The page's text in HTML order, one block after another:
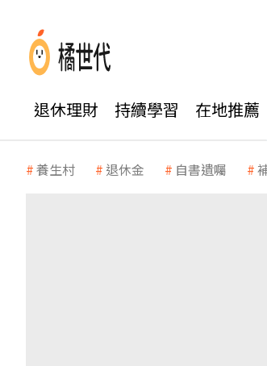
退休理財 持續學習 在地推薦
養生村 退休金 自書遺囑